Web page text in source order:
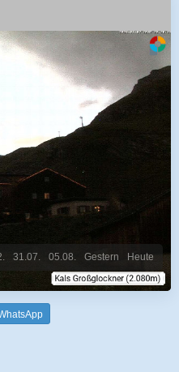
Heute
Gestern
05.08.
31.07.